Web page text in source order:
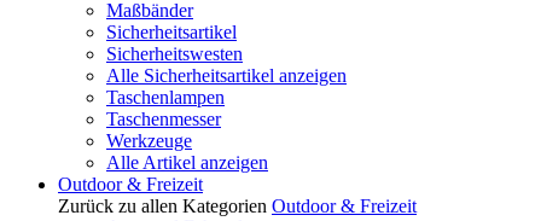
Maßbänder
Sicherheitsartikel
Sicherheitswesten
Alle Sicherheitsartikel anzeigen
Taschenlampen
Taschenmesser
Werkzeuge
Alle Artikel anzeigen
Outdoor & Freizeit
Zurück zu allen Kategorien Outdoor & Freizeit